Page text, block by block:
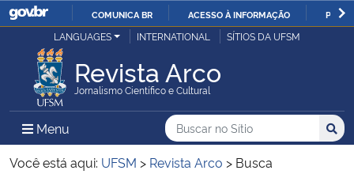
IR
O
COMUNICA BR ACESSO À INFORMAÇÃO
Ministério da Justiça e Segurança Pública
Ministério da Defesa
Ministério das Relações Exteriores
LANGUAGES INTERNATIONAL SÍTIOS DA UFSM
Revista Arco
Jornalismo Científico e Cultural
Menu Menu Principal do Sítio
Busca
Buscar no no Sítio
Busca:
Você está aqui: UFSM > Revista Arco > Busca